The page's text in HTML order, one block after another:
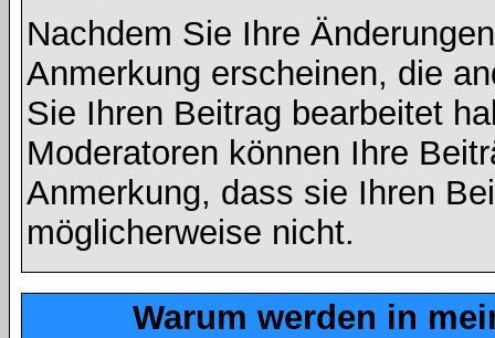
Nachdem Sie Ihre
Anmerkung erscheinen, die
Sie Ihren Beitrag bearbeitet
Moderatoren können Ihre
Anmerkung, dass sie Ihren
möglicherweise nicht.
Warum werden in